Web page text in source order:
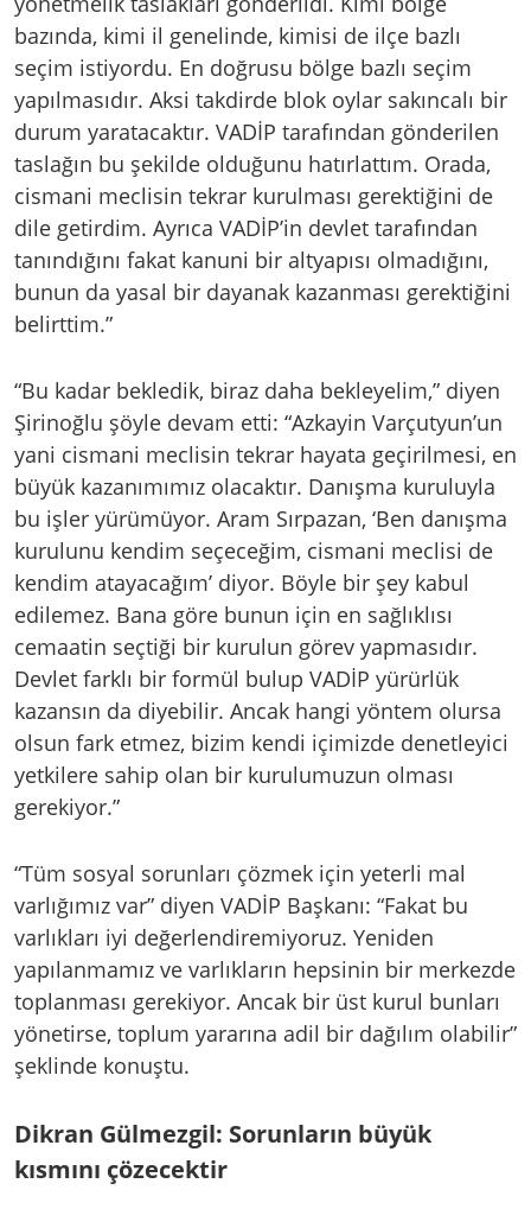
bazında, kimi il genelinde, kimisi de ilçe bazlı
seçim istiyordu. En doğrusu bölge bazlı seçim
yapılmasıdır. Aksi takdirde blok oylar sakıncalı bir
durum yaratacaktır. VADİP tarafından gönderilen
taslağın bu şekilde olduğunu hatırlattım. Orada,
cismani meclisin tekrar kurulması gerektiğini de
dile getirdim. Ayrıca VADİP’in devlet tarafından
tanındığını fakat kanuni bir altyapısı olmadığını,
bunun da yasal bir dayanak kazanması gerektiğini
belirttim.”
“Bu kadar bekledik, biraz daha bekleyelim,” diyen
Şirinoğlu şöyle devam etti: “Azkayin Varçutyun’un
yani cismani meclisin tekrar hayata geçirilmesi, en
büyük kazanımımız olacaktır. Danışma kuruluyla
bu işler yürümüyor. Aram Sırpazan, ‘Ben danışma
kurulunu kendim seçeceğim, cismani meclisi de
kendim atayacağım’ diyor. Böyle bir şey kabul
edilemez. Bana göre bunun için en sağlıklısı
cemaatin seçtiği bir kurulun görev yapmasıdır.
Devlet farklı bir formül bulup VADİP yürürlük
kazansın da diyebilir. Ancak hangi yöntem olursa
olsun fark etmez, bizim kendi içimizde denetleyici
yetkilere sahip olan bir kurulumuzun olması
gerekiyor.”
“Tüm sosyal sorunları çözmek için yeterli mal
varlığımız var” diyen VADİP Başkanı: “Fakat bu
varlıkları iyi değerlendiremiyoruz. Yeniden
yapılanmamız ve varlıkların hepsinin bir merkezde
toplanması gerekiyor. Ancak bir üst kurul bunları
yönetirse, toplum yararına adil bir dağılım olabilir”
şeklinde konuştu.
Dikran Gülmezgil: Sorunların büyük
kısmını çözecektir